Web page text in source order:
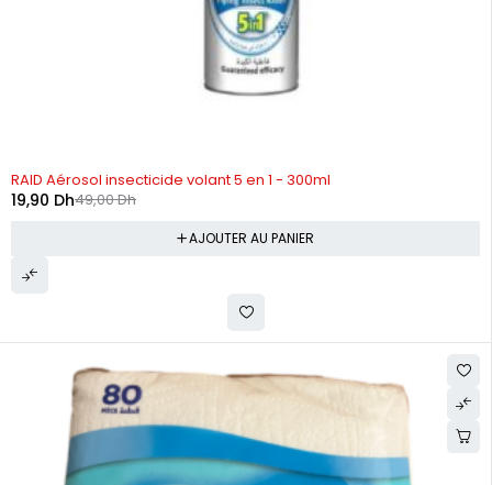
RAID Aérosol insecticide volant 5 en 1 - 300ml
49,00Dh
19,90 Dh
AJOUTER AU PANIER